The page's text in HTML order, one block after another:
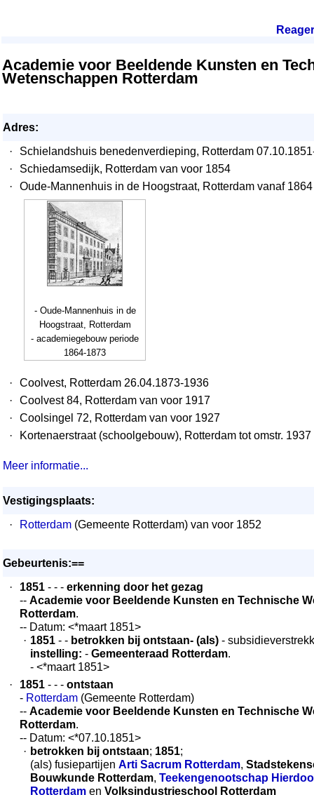
Academie voor Beeldende Kunsten en
Wetenschappen Rotterdam
Adres:
·
Schielandshuis benedenverdieping, Rotterdam
·
Schiedamsedijk, Rotterdam van voor 1854
·
Oude-Mannenhuis in de Hoogstraat, Rotterdam vanaf 1864
- Oude-Mannenhuis in de
Hoogstraat, Rotterdam
- academiegebouw periode
1864-1873
·
Coolvest, Rotterdam 26.04.1873-1936
·
Coolvest 84, Rotterdam van voor 1917
·
Coolsingel 72, Rotterdam van voor 1927
·
Kortenaerstraat (schoolgebouw), Rotterdam tot omstr. 1937
Meer informatie...
Vestigingsplaats:
·
Rotterdam (Gemeente Rotterdam) van voor 1852
Gebeurtenis:==
·
1851 - - - erkenning door het gezag
-- Academie voor Beeldende Kunsten en Technische
Rotterdam.
-- Datum: <*maart 1851>
· 1851 - - betrokken bij ontstaan- (als) -
instelling: - Gemeenteraad Rotterdam.
- <*maart 1851>
·
1851 - - - ontstaan
- Rotterdam (Gemeente Rotterdam)
-- Academie voor Beeldende Kunsten en Technische
Rotterdam.
-- Datum: <*07.10.1851>
· betrokken bij ontstaan; 1851;
(als) fusiepartijen Arti Sacrum Rotterdam,
Bouwkunde Rotterdam, Teekengenootschap
Rotterdam en Volksindustrieschool Rotterdam